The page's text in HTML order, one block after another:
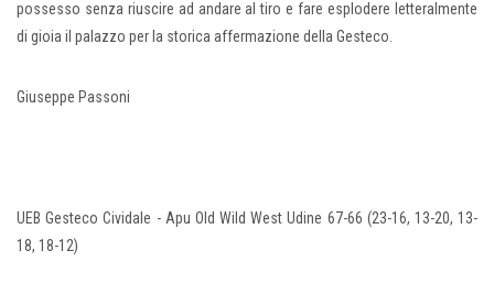
possesso senza riuscire ad andare al tiro e fare esplodere letteralmente
di gioia il palazzo per la storica affermazione della Gesteco.
Giuseppe Passoni
UEB Gesteco Cividale - Apu Old Wild West Udine 67-66 (23-16, 13-20, 13-
18, 18-12)